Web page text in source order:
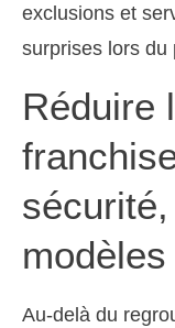
exclusions et
surprises lors du
Réduire
Au-delà du